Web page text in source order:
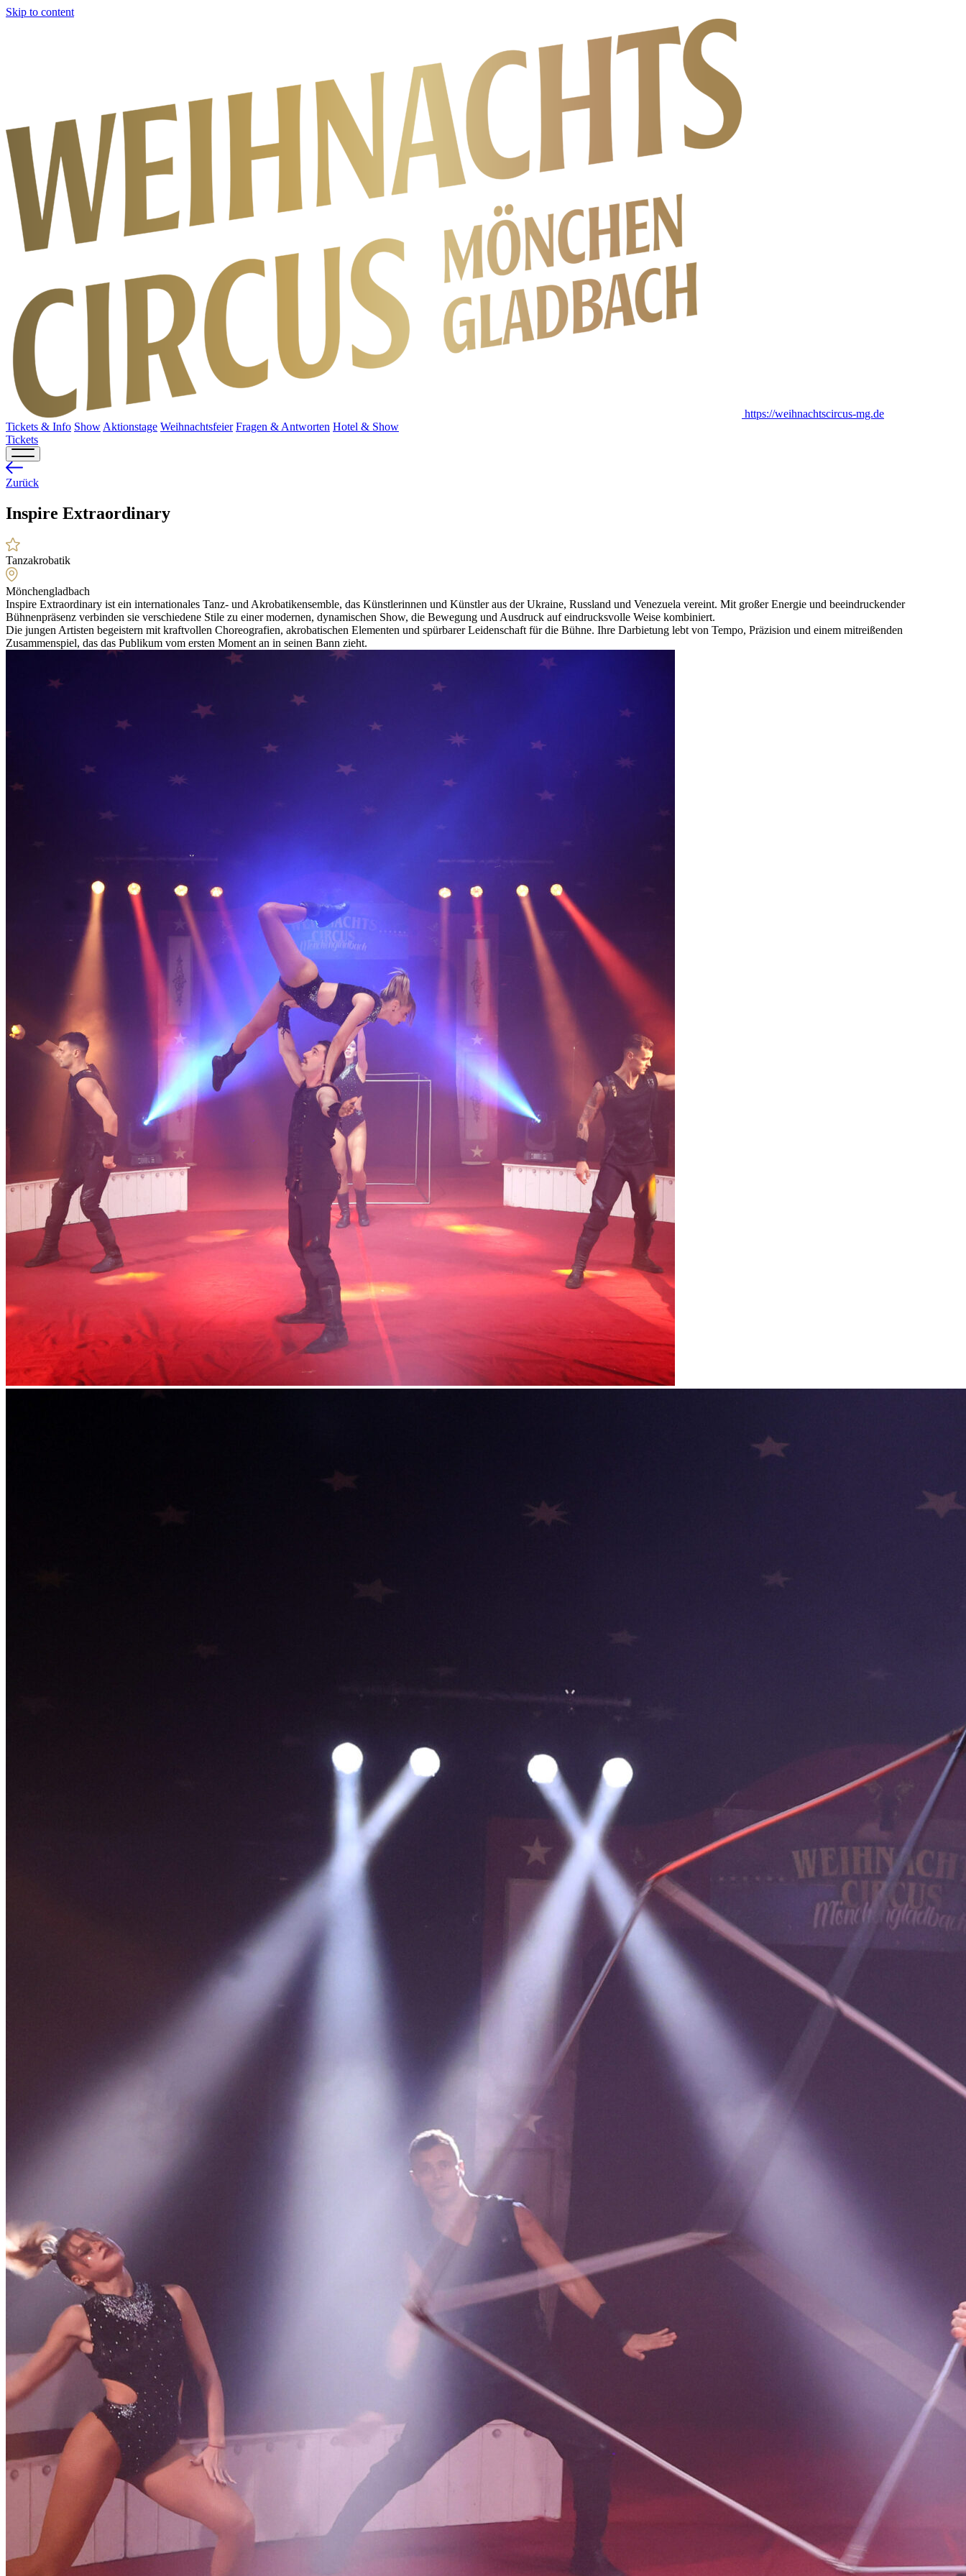
Skip to content
https://weihnachtscircus-mg.de
Tickets & Info Show Aktionstage Weihnachtsfeier Fragen & Antworten Hotel & Show
Tickets
Zurück
Inspire Extraordinary
Tanzakrobatik
Mönchengladbach
Inspire Extraordinary ist ein internationales Tanz- und Akrobatikensemble, das Künstlerinnen und Künstler aus der Ukraine, Russland und Venezuela vereint. Mit großer Energie und beeindruckender
Bühnenpräsenz verbinden sie verschiedene Stile zu einer modernen, dynamischen Show, die Bewegung und Ausdruck auf eindrucksvolle Weise kombiniert.
Die jungen Artisten begeistern mit kraftvollen Choreografien, akrobatischen Elementen und spürbarer Leidenschaft für die Bühne. Ihre Darbietung lebt von Tempo, Präzision und einem mitreißenden
Zusammenspiel, das das Publikum vom ersten Moment an in seinen Bann zieht.